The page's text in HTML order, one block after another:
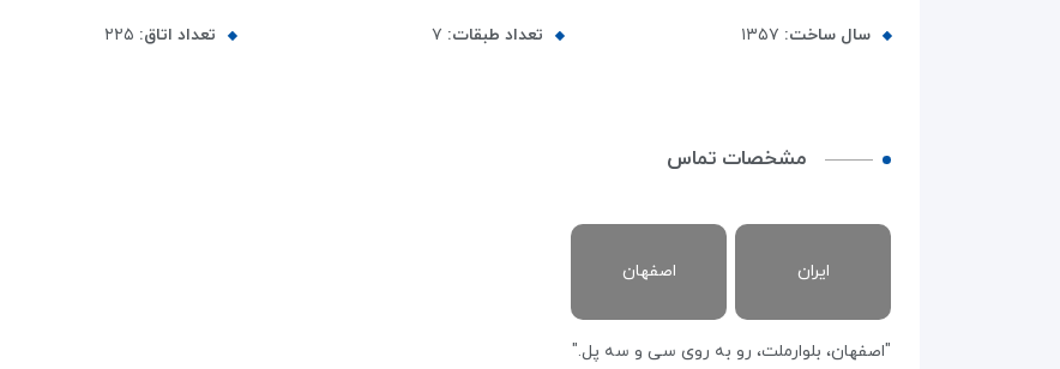
سال ساخت: ۱۳۵۷ تعداد طبقات: ۷ تعداد اتاق: ۲۲۵
مشخصات تماس
ایران اصفهان
"اصفهان، بلوارملت، رو به روی سی و سه پل."